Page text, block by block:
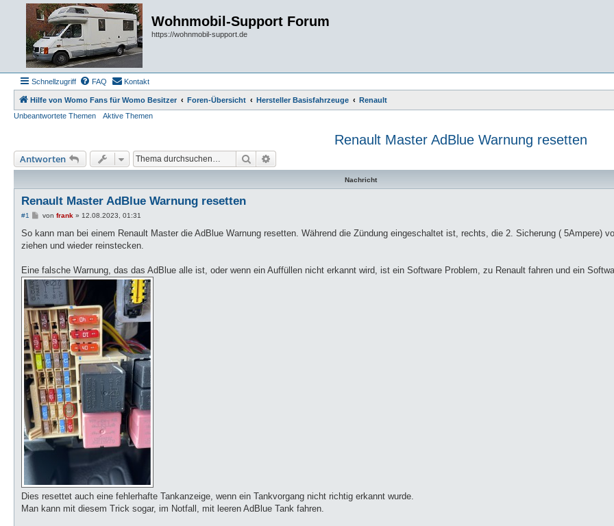
Wohnmobil-Support Forum
https://wohnmobil-support.de
Schnellzugriff FAQ Kontakt
Hilfe von Womo Fans für Womo Besitzer Foren-Übersicht Hersteller Basisfahrzeuge
Renault
Unbeantwortete Themen
Aktive Themen
Renault Master AdBlue Warnung resetten
Antworten Suche
Nachricht
Renault Master AdBlue Warnung resetten
#1
B
i
r
von frank » 12.08.2023, 01:31
So kann man bei einem Renault Master die AdBlue Warnung resetten. Während die Zündung eingeschaltet ist, rechts, die 2. Sicherung ( 5Ampere)
ziehen und wieder reinstecken.
Eine falsche Warnung, das das AdBlue alle ist, oder wenn ein Auffüllen nicht erkannt wird, ist ein Software Problem, zu Renault fahren und ein
Dies resettet auch eine fehlerhafte Tankanzeige, wenn ein Tankvorgang nicht richtig erkannt wurde.
Man kann mit diesem Trick sogar, im Notfall, mit leeren AdBlue Tank fahren.